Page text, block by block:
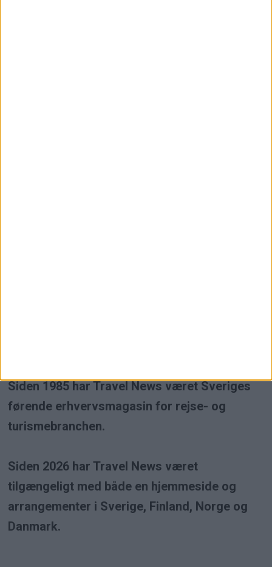
Siden 1985 har Travel News været Sveriges
førende erhvervsmagasin for rejse- og
turismebranchen.
Siden 2026 har Travel News været
tilgængeligt med både en hjemmeside og
arrangementer i Sverige, Finland, Norge og
Danmark.